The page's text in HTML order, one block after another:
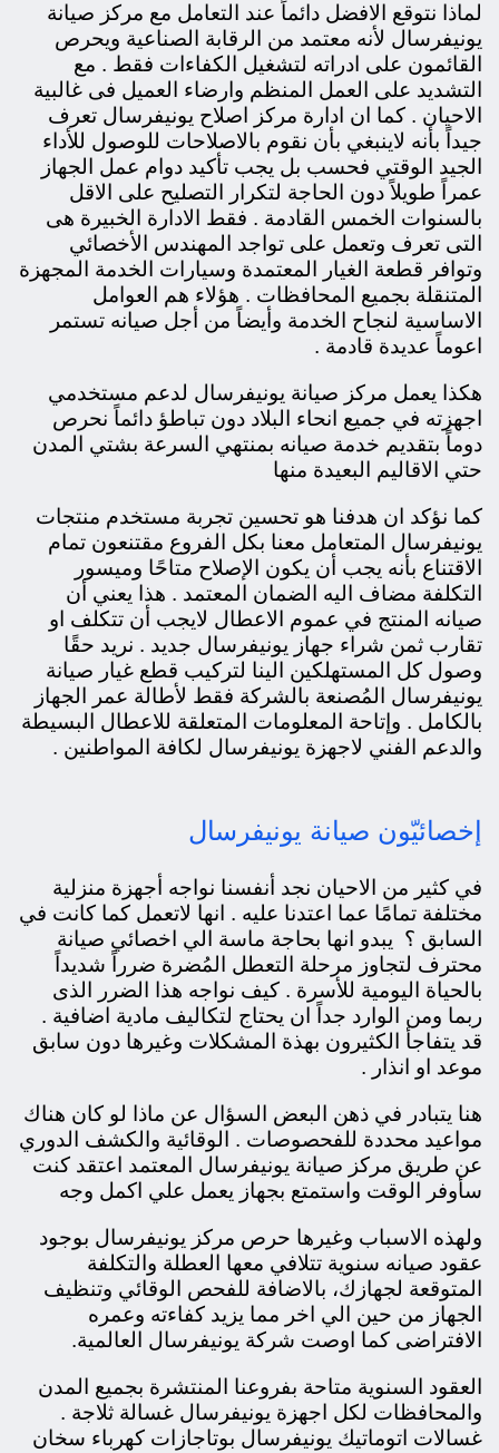
لماذا نتوقع الافضل دائماً عند التعامل مع مركز صيانة
يونيفرسال لأنه معتمد من الرقابة الصناعية ويحرص
القائمون على ادراته لتشغيل الكفاءات فقط . مع
التشديد على العمل المنظم وارضاء العميل فى غالبية
الاحيان . كما ان ادارة مركز اصلاح يونيفرسال تعرف
جيداً بأنه لاينبغي بأن نقوم بالاصلاحات للوصول للأداء
الجيد الوقتي فحسب بل يجب تأكيد دوام عمل الجهاز
عمراً طويلاً دون الحاجة لتكرار التصليح على الاقل
بالسنوات الخمس القادمة . فقط الادارة الخبيرة هى
التى تعرف وتعمل على تواجد المهندس الأخصائي
وتوافر قطعة الغيار المعتمدة وسيارات الخدمة المجهزة
المتنقلة بجميع المحافظات . هؤلاء هم العوامل
الاساسية لنجاح الخدمة وأيضاً من أجل صيانه تستمر
اعوماً عديدة قادمة .
هكذا يعمل مركز صيانة يونيفرسال لدعم مستخدمي
اجهزته في جميع انحاء البلاد دون تباطؤ دائماً نحرص
دوماً بتقديم خدمة صيانه بمنتهي السرعة بشتي المدن
حتي الاقاليم البعيدة منها
كما نؤكد ان هدفنا هو تحسين تجربة مستخدم منتجات
يونيفرسال المتعامل معنا بكل الفروع مقتنعون تمام
الاقتناع بأنه يجب أن يكون الإصلاح متاحًا وميسور
التكلفة مضاف اليه الضمان المعتمد . هذا يعني أن
صيانه المنتج في عموم الاعطال لايجب أن تتكلف او
تقارب ثمن شراء جهاز يونيفرسال جديد . نريد حقًا
وصول كل المستهلكين الينا لتركيب قطع غيار صيانة
يونيفرسال المُصنعة بالشركة فقط لأطالة عمر الجهاز
بالكامل . وإتاحة المعلومات المتعلقة للاعطال البسيطة
والدعم الفني لاجهزة يونيفرسال لكافة المواطنين .
إخصائيّون صيانة يونيفرسال
في كثير من الاحيان نجد أنفسنا نواجه أجهزة منزلية
مختلفة تمامًا عما اعتدنا عليه . انها لاتعمل كما كانت في
السابق ؟ يبدو انها بحاجة ماسة الي اخصائي صيانة
محترف لتجاوز مرحلة التعطل المُضرة ضرراً شديداً
بالحياة اليومية للأسرة . كيف نواجه هذا الضرر الذى
ربما ومن الوارد جداً ان يحتاج لتكاليف مادية اضافية .
قد يتفاجأ الكثيرون بهذة المشكلات وغيرها دون سابق
موعد او انذار .
هنا يتبادر في ذهن البعض السؤال عن ماذا لو كان هناك
مواعيد محددة للفحصوصات . الوقائية والكشف الدوري
عن طريق مركز صيانة يونيفرسال المعتمد اعتقد كنت
سأوفر الوقت واستمتع بجهاز يعمل علي اكمل وجه
ولهذه الاسباب وغيرها حرص مركز يونيفرسال بوجود
عقود صيانه سنوية تتلافي معها العطلة والتكلفة
المتوقعة لجهازك، بالاضافة للفحص الوقائي وتنظيف
الجهاز من حين الي اخر مما يزيد كفاءته وعمره
الافتراضى كما اوصت شركة يونيفرسال العالمية.
العقود السنوية متاحة بفروعنا المنتشرة بجميع المدن
والمحافظات لكل اجهزة يونيفرسال غسالة ثلاجة .
غسالات اتوماتيك يونيفرسال بوتاجازات كهرباء سخان